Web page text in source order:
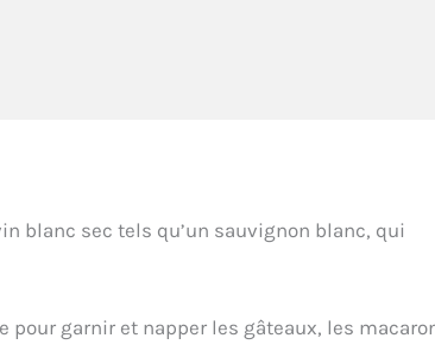
blanc sec tels qu’un sauvignon blanc, qui
pour garnir et napper les gâteaux, les